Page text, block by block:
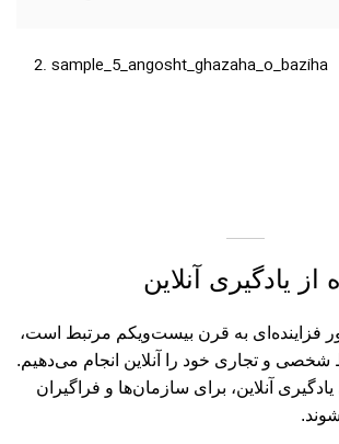
از یادگیری آنلاین
فزاینده‌ای به قرن بیست‌ویکم مرتبط است،
شخصی و تجاری خود را آنلاین انجام می‌دهیم.
آنلاین، برای سازمان‌ها و فراگیران